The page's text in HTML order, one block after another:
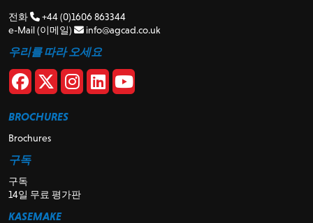
전화
+44 (0)1606 863344
e-Mail (이메일)
info@agcad.co.uk
우리를 따라 오세요
BROCHURES
Brochures
구독
구독
14일 무료 평가판
KASEMAKE